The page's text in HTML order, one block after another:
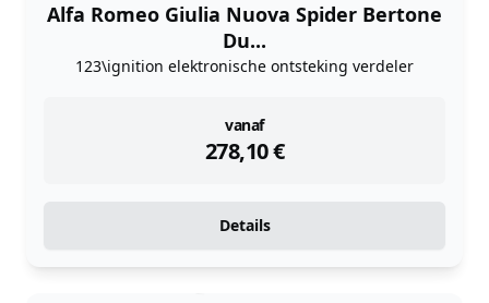
Alfa Romeo Giulia Nuova Spider Bertone
Du...
123\ignition elektronische ontsteking verdeler
vanaf
278,10€
instock
Details